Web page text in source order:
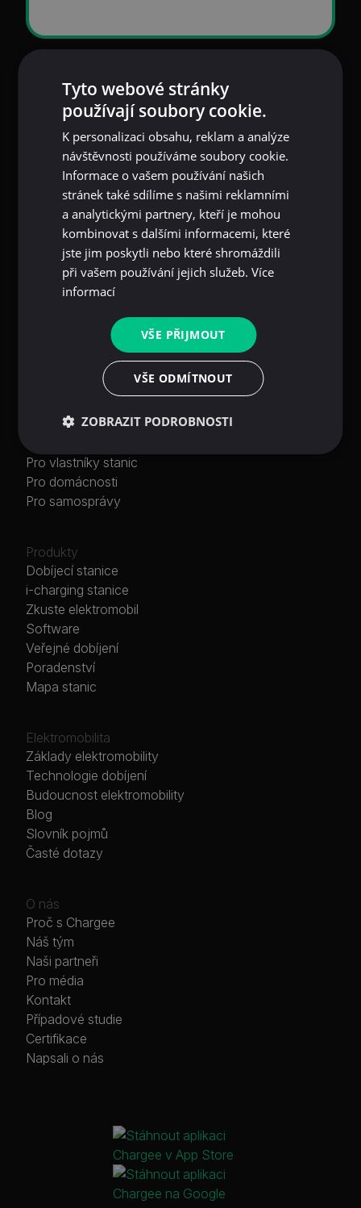
Purkyňova 2121/3,
Nové Město, 110 00 Praha 1
info@chargee.eco
+420 777 477 747
všední dny od 8 do 17
Pro řidiče
Pro vlastníky stanic
Pro domácnosti
Pro samosprávy
Produkty
Dobíjecí stanice
i-charging stanice
Zkuste elektromobil
Software
Veřejné dobíjení
Poradenství
Mapa stanic
Elektromobilita
Základy elektromobility
Technologie dobíjení
Budoucnost elektromobility
Blog
Slovník pojmů
Časté dotazy
O nás
Proč s Chargee
Náš tým
Naši partneři
Pro média
Kontakt
Případové studie
Certifikace
Napsali o nás
Tyto webové stránky
používají soubory cookie.
K personalizaci obsahu, reklam a analýze
návštěvnosti používáme soubory cookie.
Informace o vašem používání našich
stránek také sdílíme s našimi reklamními
a analytickými partnery, kteří je mohou
kombinovat s dalšími informacemi, které
jste jim poskytli nebo které shromáždili
při vašem používání jejich služeb.Více
informací
VŠE PŘIJMOUT
VŠE ODMÍTNOUT
ZOBRAZIT PODROBNOSTI